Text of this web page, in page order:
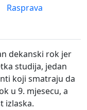
Rasprava
dekanski rok jer
studija, jedan
koji smatraju da
u 9. mjesecu, a
izlaska.